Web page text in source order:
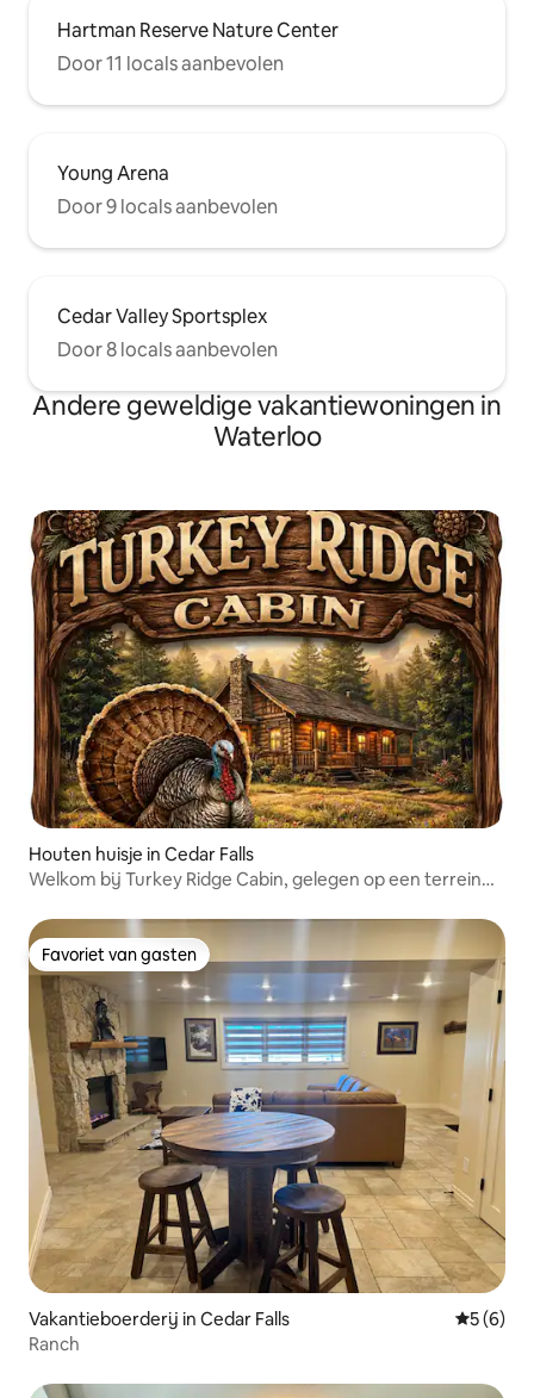
Hartman Reserve Nature Center
Door 11 locals aanbevolen
Young Arena
Door 9 locals aanbevolen
Cedar Valley Sportsplex
Door 8 locals aanbevolen
Andere geweldige vakantiewoningen in
Waterloo
Houten huisje in Cedar Falls
Welkom bij Turkey Ridge Cabin, gelegen op een terrein
Favoriet van gasten
Favoriet van gasten
Vakantieboerderij in Cedar Falls
5 (6)
Ranch